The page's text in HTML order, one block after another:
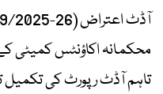
محکمانہ اکاؤنٹس کمیٹی
تاہم آڈٹ رپورٹ کی تکمیل